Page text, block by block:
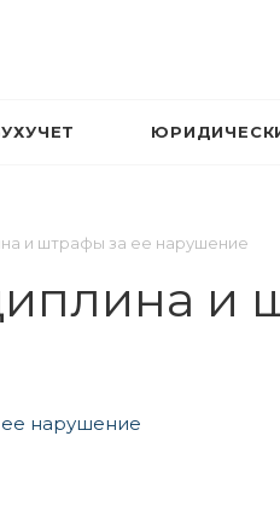
и штрафы за ее нарушение
и